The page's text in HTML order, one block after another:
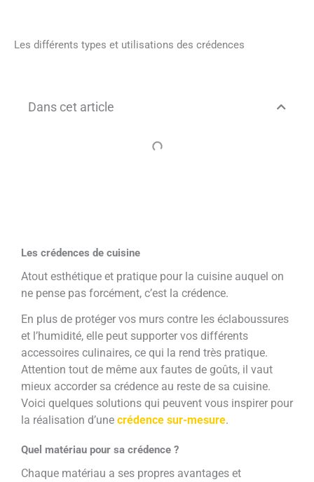
Les différents types et utilisations des crédences
Dans cet article
Les crédences de cuisine
Atout esthétique et pratique pour la cuisine auquel on
ne pense pas forcément, c’est la crédence.
En plus de protéger vos murs contre les éclaboussures
et l’humidité, elle peut supporter vos différents
accessoires culinaires, ce qui la rend très pratique.
Attention tout de même aux fautes de goûts, il vaut
mieux accorder sa crédence au reste de sa cuisine.
Voici quelques solutions qui peuvent vous inspirer pour
la réalisation d’une crédence sur-mesure.
Quel matériau pour sa crédence ?
Chaque matériau a ses propres avantages et